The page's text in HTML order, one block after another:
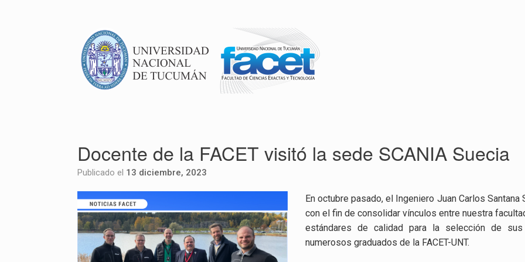
Docente de la FACET visitó la sede SCANIA Suecia
Publicado el 13 diciembre, 2023
En octubre pasado, el Ingeniero Juan Carlos
con el fin de consolidar vínculos entre nuestra
estándares de calidad para la selección de
numerosos graduados de la FACET-UNT.